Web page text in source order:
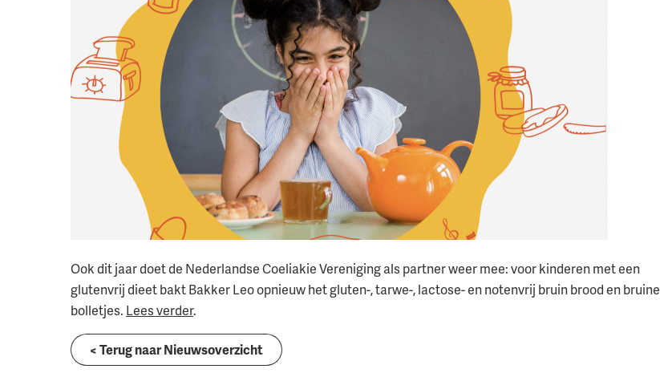
Ook dit jaar doet de Nederlandse Coeliakie Vereniging als partner weer mee: voor kinderen met een
glutenvrij dieet bakt Bakker Leo opnieuw het gluten-, tarwe-, lactose- en notenvrij bruin brood en bruine
bolletjes. Lees verder.
< Terug naar Nieuwsoverzicht